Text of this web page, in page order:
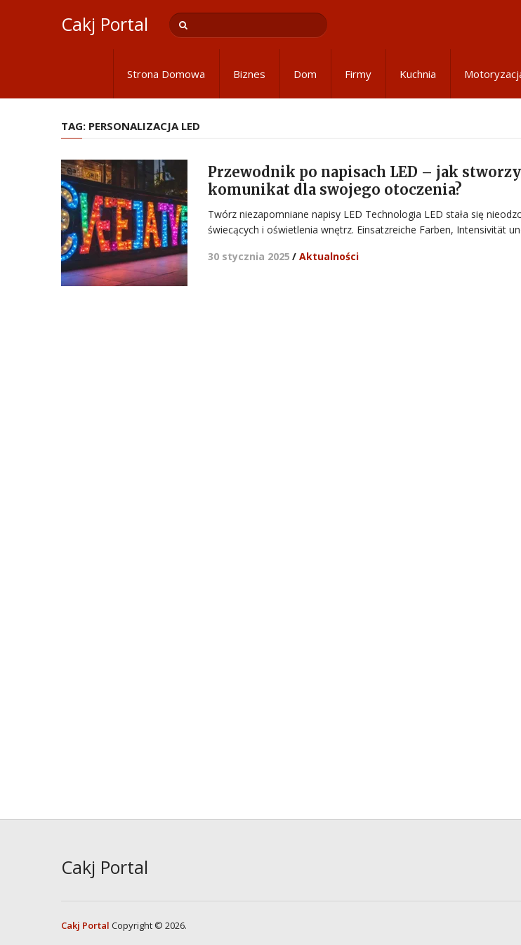
Cakj Portal
Strona Domowa Biznes Dom Firmy Kuchnia
TAG: PERSONALIZACJA LED
Przewodnik po napisach LED – jak
komunikat dla swojego otoczenia?
Twórz niezapomniane napisy LED Technologia LED stała się
świecących i oświetlenia wnętrz. Einsatzreiche Farben, Intensivität
30 stycznia 2025 / Aktualności
Cakj Portal
Cakj Portal Copyright © 2026.